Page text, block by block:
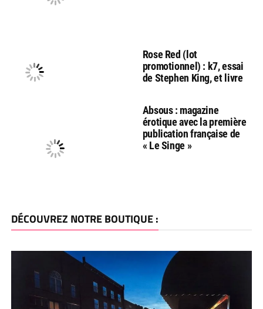
Rose Red (lot
promotionnel) : k7, essai
de Stephen King, et livre
Absous : magazine
érotique avec la première
publication française de
« Le Singe »
DÉCOUVREZ NOTRE BOUTIQUE :